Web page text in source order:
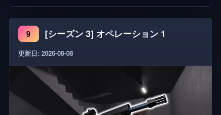
ムが提供します！
https://www.roblox.com/groups/16911831/Guts-
Blackpowder#!/store
9 [シーズン 3] オペレーション 1
更新日: 2026-08-08